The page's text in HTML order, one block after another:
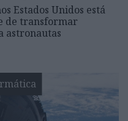
Estados Unidos está
de transformar
astronautas